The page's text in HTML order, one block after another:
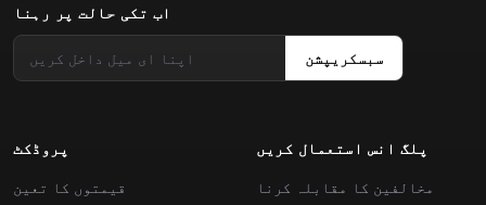
اب تکی حالت پر رہنا
سبسکریپشن
پروڈکٹ
قیمتوں کا تعین
پلگ انس استعمال کريں
مخالفین کا مقابلہ کرنا